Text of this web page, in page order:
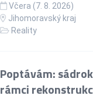
Včera (7. 8. 2026)
Jihomoravský kraj
Reality
Poptávám:
rámci